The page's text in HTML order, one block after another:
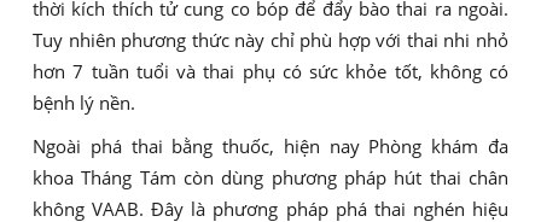
thời kích thích tử cung co bóp để đẩy bào thai ra ngoài.
Tuy nhiên phương thức này chỉ phù hợp với thai nhi nhỏ
hơn 7 tuần tuổi và thai phụ có sức khỏe tốt, không có
bệnh lý nền.
Ngoài phá thai bằng thuốc, hiện nay Phòng khám đa
khoa Tháng Tám còn dùng phương pháp hút thai chân
không VAAB. Đây là phương pháp phá thai nghén hiệu